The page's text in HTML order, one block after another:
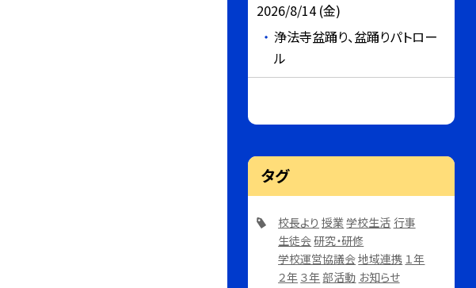
2026/8/14 (金)
浄法寺盆踊り、盆踊りパトロー
ル
タグ
校長より 授業学校生活 行事
生徒会研究・研修
学校運営協議会地域連携 １年
２年 ３年部活動 お知らせ